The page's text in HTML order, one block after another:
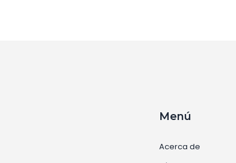
Menú
Acerca de